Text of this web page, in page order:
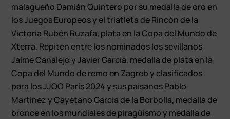
malagueño Damián Quintero por su medalla de oro en
los Juegos Europeos y el triatleta de Rincón de la
Victoria Rubén Ruzafa, plata en la Copa del Mundo de
Xterra. Repiten entre los nominados los sevillanos
Jaime Canalejo y Javier García, medalla de plata en la
Copa del Mundo de remo en Zagreb y clasificados
para los JJOO París 2024 y sus paisanos Pablo
Martínez y Cayetano García de la Borbolla, medalla de
bronce en los mundiales de piragüismo y medalla de